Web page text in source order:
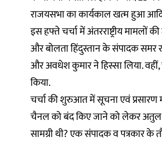
राजयसभा का कार्यकाल खत्म हुआ
इस हफ्ते चर्चा में अंतरराष्ट्रीय मामलों
और बोलता हिंदुस्तान के संपादक समर
और अवधेश कुमार ने हिस्सा लिया.
किया.
चर्चा की शुरुआत में सूचना एवं प्रसारण
चैनल को बंद किए जाने को लेकर अतुल
सामग्री थी? एक संपादक व पत्रकार